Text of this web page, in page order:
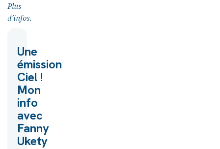
Plus
d’infos.
Une
émission
Ciel !
Mon
info
avec
Fanny
Ukety